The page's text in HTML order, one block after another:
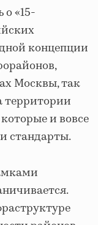
«15-
концепции
Москвы, так
территории
и вовсе
стандарты.